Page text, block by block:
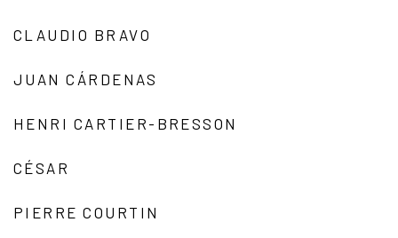
CLAUDIO BRAVO
JUAN CÁRDENAS
HENRI CARTIER-BRESSON
CÉSAR
PIERRE COURTIN